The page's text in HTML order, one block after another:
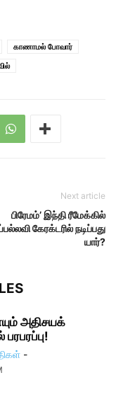
காணாமல் போவார்
Next article
பிரேமம்’ இந்தி ரீமேக்கில்
கேரக்டரில் நடிப்பது
யார்?
அதிசயக்
-